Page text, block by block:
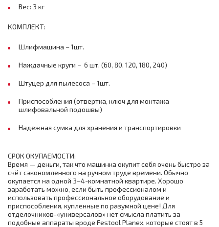
Вес: 3 кг
КОМПЛЕКТ:
Шлифмашина – 1шт.
Наждачные круги – 6 шт. (60, 80, 120, 180, 240)
Штуцер для пылесоса – 1шт.
Приспособления (отвертка, ключ для монтажа
шлифовальной подошвы)
Надежная сумка для хранения и транспортировки
СРОК ОКУПАЕМОСТИ:
Время — деньги, так что машинка окупит себя очень быстро за
счёт сэкономленного на ручном труде времени. Обычно
окупается на одной 3–4-комнатной квартире. Хорошо
заработать можно, если быть профессионалом и
использовать профессиональное оборудование и
приспособления, купленные по разумной цене! Для
отделочников-«универсалов» нет смысла платить за
подобные аппараты вроде Festool Planex, которые стоят в 5